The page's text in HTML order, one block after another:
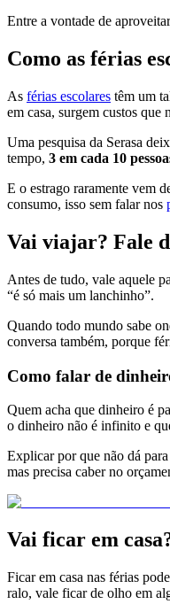
Entre a vontade de
Como as férias
As férias escolares têm um
em casa, surgem custos que
Uma pesquisa da Serasa
tempo, 3 em cada 10
E o estrago raramente vem
consumo, isso sem falar nos
Vai viajar? Fale
Antes de tudo, vale aquele
“é só mais um lanchinho”.
Quando todo mundo sabe
conversa também, porque
Como falar de
Quem acha que dinheiro é
o dinheiro não é infinito e
Explicar por que não dá
mas precisa caber no
Vai ficar em
Ficar em casa nas férias
ralo, vale ficar de olho em